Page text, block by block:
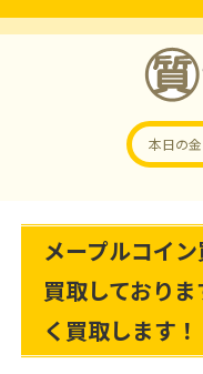
本日の
メープルコイ
買取しており
く買取します！